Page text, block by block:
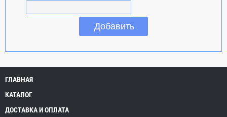
ГЛАВНАЯ
КАТАЛОГ
ДОСТАВКА И ОПЛАТА